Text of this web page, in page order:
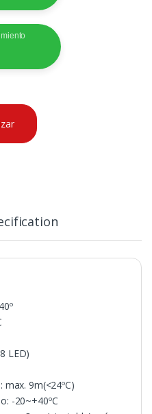
LED)
9m(<24ºC)
-20~+40ºC